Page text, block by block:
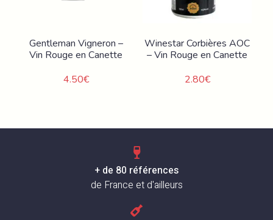
Gentleman Vigneron –
Vin Rouge en Canette
4.50€
Winestar Corbières AOC
– Vin Rouge en Canette
2.80€
+ de 80 références
de France et d'ailleurs